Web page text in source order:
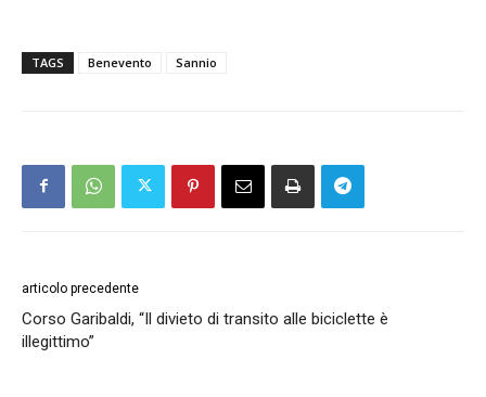
TAGS Benevento Sannio
articolo precedente
Corso Garibaldi, “Il divieto di transito alle biciclette è
illegittimo”